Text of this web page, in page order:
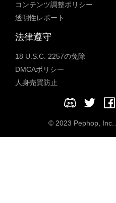
コンテンツ調整ポリシー
透明性レポート
法律遵守
18 U.S.C. 2257の免除
DMCAポリシー
人身売買防止
© 2023 Pephop, Inc.